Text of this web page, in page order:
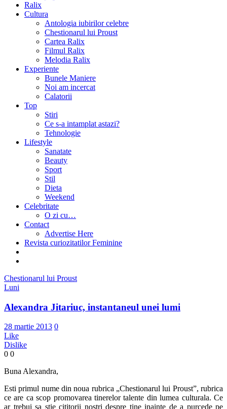
Ralix
Cultura
Antologia iubirilor celebre
Chestionarul lui Proust
Cartea Ralix
Filmul Ralix
Melodia Ralix
Experiente
Bunele Maniere
Noi am incercat
Calatorii
Top
Stiri
Ce s-a intamplat astazi?
Tehnologie
Lifestyle
Sanatate
Beauty
Sport
Stil
Dieta
Weekend
Celebritate
O zi cu…
Contact
Advertise Here
Revista curiozitatilor Feminine
Chestionarul lui Proust
Luni
Alexandra Jitariuc, instantaneul unei lumi
28 martie 2013 0
Like
Dislike
0 0
Buna Alexandra,
Esti primul nume din noua rubrica „Chestionarul lui Proust”, rubrica
ce are ca scop promovarea tinerelor talente din lumea culturala. Ce
ar trebui sa stie cititorii nostri despre tine inainte de a purcede pe